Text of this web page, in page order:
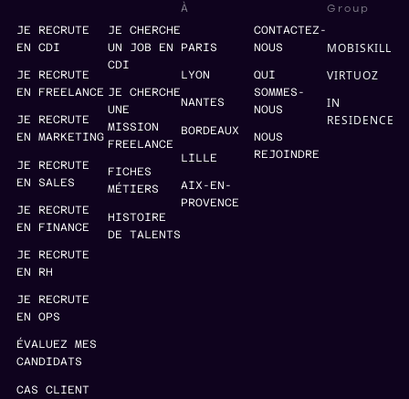
JE RECRUTE
EN CDI
JE RECRUTE
EN FREELANCE
JE RECRUTE
EN MARKETING
JE RECRUTE
EN SALES
JE RECRUTE
EN FINANCE
JE RECRUTE
EN RH
JE RECRUTE
EN OPS
ÉVALUEZ MES
CANDIDATS
CAS CLIENT
JE CHERCHE
UN JOB EN
CDI
JE CHERCHE
UNE
MISSION
FREELANCE
FICHES
MÉTIERS
HISTOIRE
DE TALENTS
À
PARIS
LYON
NANTES
BORDEAUX
LILLE
AIX-EN-
PROVENCE
CONTACTEZ-
NOUS
QUI
SOMMES-
NOUS
NOUS
REJOINDRE
Group
MOBISKILL
VIRTUOZ
IN
RESIDENCE